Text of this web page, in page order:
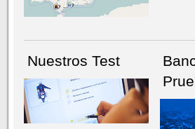
Nuestros Test